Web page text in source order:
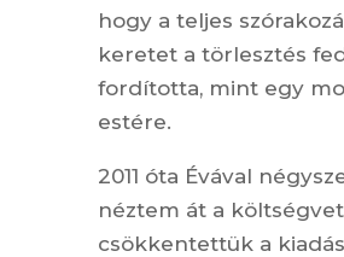
hogy a teljes
keretet a törlesztés
fordította, mint egy
estére.
2011 óta Évával
néztem át a
csökkentettük a